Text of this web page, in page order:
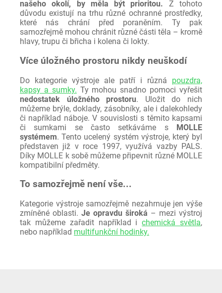
našeho okolí, by měla být prioritou. Z tohoto
důvodu existují na trhu různé ochranné prostředky,
které nás chrání před poraněním. Ty pak
samozřejmě mohou chránit různé části těla – kromě
hlavy, trupu či břicha i kolena či lokty.
Více úložného prostoru nikdy neuškodí
Do kategorie výstroje ale patří i různá pouzdra,
kapsy a sumky. Ty mohou snadno pomoci vyřešit
nedostatek úložného prostoru. Uložit do nich
můžeme brýle, doklady, zásobníky, ale i dalekohledy
či například náboje. V souvislosti s těmito kapsami
či sumkami se často setkáváme s MOLLE
systémem. Tento ucelený systém výstroje, který byl
představen již v roce 1997, využívá vazby PALS.
Díky MOLLE k sobě můžeme připevnit různé MOLLE
kompatibilní předměty.
To samozřejmě není vše...
Kategorie výstroje samozřejmě nezahrnuje jen výše
zmíněné oblasti. Je opravdu široká – mezi výstroj
tak můžeme zařadit například ichemická světla,
nebo například multifunkční hodinky.